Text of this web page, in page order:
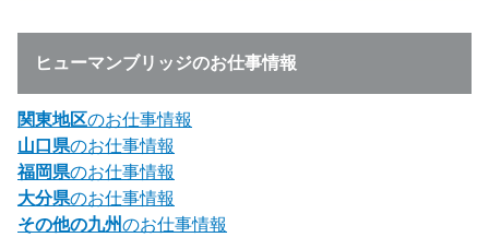
ヒューマンブリッジのお仕事情報
関東地区のお仕事情報
山口県のお仕事情報
福岡県のお仕事情報
大分県のお仕事情報
その他の九州のお仕事情報